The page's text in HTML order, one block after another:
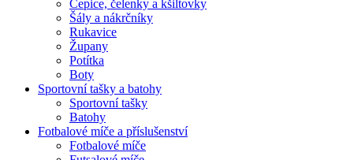
Čepice, čelenky a kšiltovky
Šály a nákrčníky
Rukavice
Župany
Potítka
Boty
Sportovní tašky a batohy
Sportovní tašky
Batohy
Fotbalové míče a příslušenství
Fotbalové míče